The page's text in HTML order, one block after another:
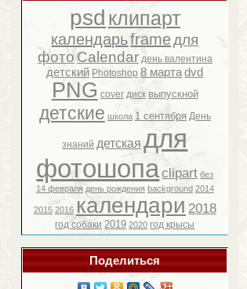
psd клипарт
календарьframeдля
фото Calendar день валентина
детский Photoshop 8 марта dvd
PNG cover диск выпускной
детские школа 1 сентября День
знаний детскаядля
фотошопаclipart без
14 февраля день рождения background 2014
2015 2016 календари 2018
год собаки 2019 2020 год крысы
Поделиться